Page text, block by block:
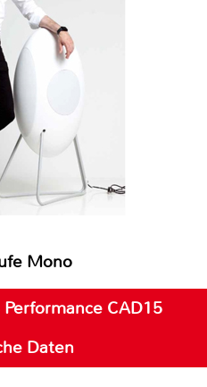
Mono
CAD15
Daten